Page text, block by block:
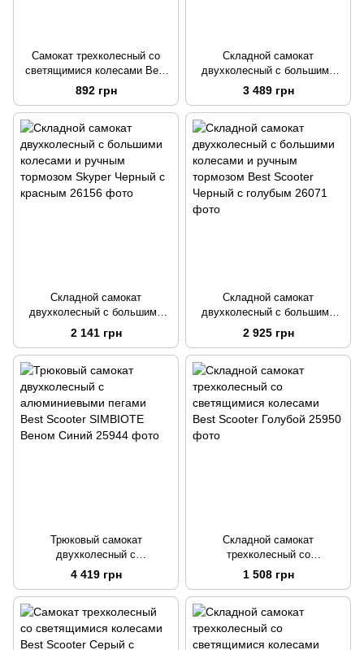
Самокат трехколесный со
светящимися колесами Best
Scooter Черный Вид 3
892 грн
Складной самокат
двухколесный с большими
колесами и ручным тормозом
Best Scooter Черный Вид 1
3 489 грн
Складной самокат
двухколесный с большими
колесами и ручным тормозом
Skyper Черный с красным
2 141 грн
Складной самокат
двухколесный с большими
колесами и ручным тормозом
Best Scooter Черный с
голубым
2 925 грн
Трюковый самокат
двухколесный с
алюминиевыми пегами Best
Scooter SIMBIOTE Веном
Синий
4 419 грн
Складной самокат
трехколесный со
светящимися колесами Best
Scooter Голубой
1 508 грн